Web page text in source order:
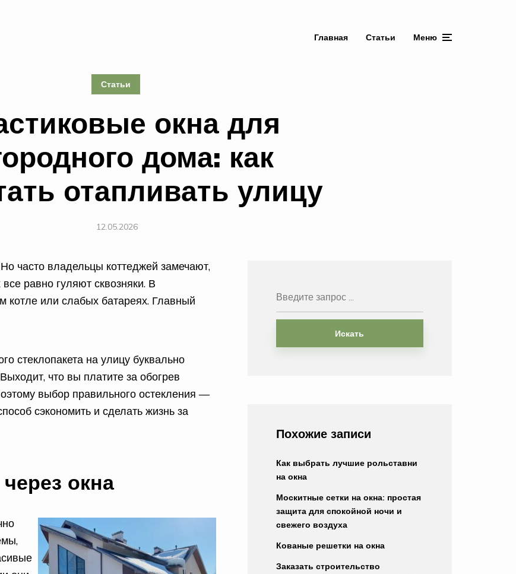
Главная Статьи Меню
Статьи
окна для
дома: как
отапливать улицу
12.05.2026
часто владельцы коттеджей замечают,
равно гуляют сквозняки. В
котле или слабых батареях. Главный
стеклопакета на улицу буквально
что вы платите за обогрев
выбор правильного остекления —
сэкономить и сделать жизнь за
окна
Искать
Похожие записи
Как выбрать лучшие рольставни
на окна
Москитные сетки на окна: простая
защита для спокойной ночи и
свежего воздуха
Кованые решетки на окна
Заказать строительство